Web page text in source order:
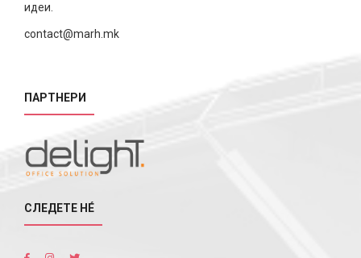
идеи.
contact@marh.mk
ПАРТНЕРИ
СЛЕДЕТЕ НÉ